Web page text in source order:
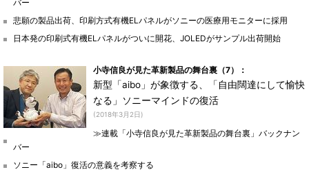
バー
悲願の製品出荷、印刷方式有機ELパネルがソニーの医療用モニターに採用
日本発の印刷式有機ELパネルがついに開花、JOLEDがサンプル出荷開始
小寺信良が見た革新製品の舞台裏（7）：
新型「aibo」が象徴する、「自由闊達にして愉快
なる」ソニーマインドの復活
(2018年3月2日)
≫連載「小寺信良が見た革新製品の舞台裏」バックナン
バー
ソニー「aibo」復活の意義を考察する